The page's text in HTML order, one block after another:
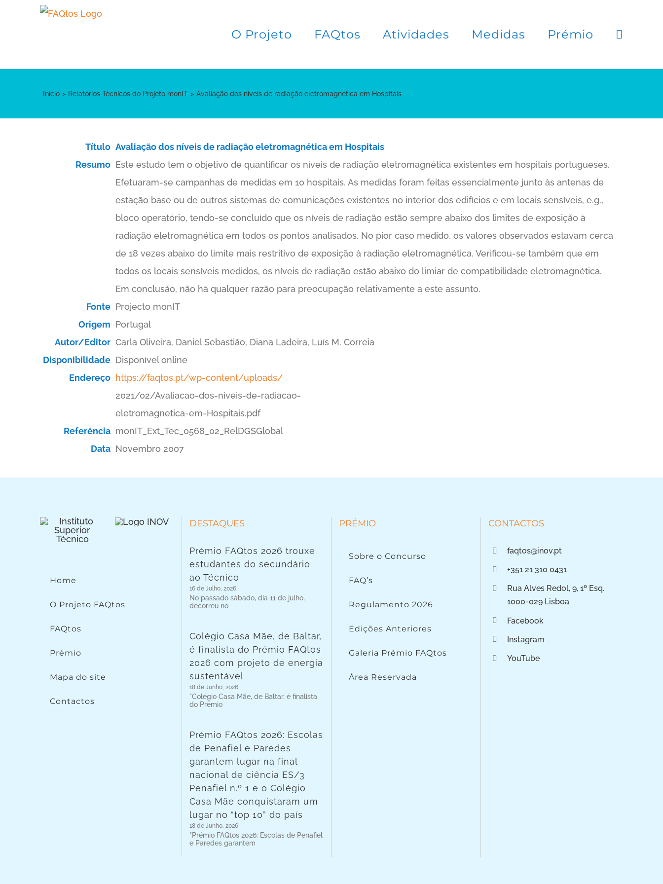
O Projeto FAQtos Atividades Medidas Prémio
Início Relatórios Técnicos do Projeto monIT Avaliação dos níveis de radiação eletromagnética em Hospitais
Título Avaliação dos níveis de radiação eletromagnética em Hospitais
Resumo Este estudo tem o objetivo de quantificar os níveis de radiação eletromagnética existentes em hospitais portugueses.
Efetuaram-se campanhas de medidas em 10 hospitais. As medidas foram feitas essencialmente junto às antenas de
estação base ou de outros sistemas de comunicações existentes no interior dos edifícios e em locais sensíveis, e.g.,
bloco operatório, tendo-se concluído que os níveis de radiação estão sempre abaixo dos limites de exposição à
radiação eletromagnética em todos os pontos analisados. No pior caso medido, os valores observados estavam cerca
de 18 vezes abaixo do limite mais restritivo de exposição à radiação eletromagnética. Verificou-se também que em
todos os locais sensíveis medidos, os níveis de radiação estão abaixo do limiar de compatibilidade eletromagnética.
Em conclusão, não há qualquer razão para preocupação relativamente a este assunto.
Fonte Projecto monIT
Origem Portugal
Autor/Editor Carla Oliveira, Daniel Sebastião, Diana Ladeira, Luís M. Correia
Disponibilidade Disponível online
Endereço https://faqtos.pt/wp-content/uploads/
2021/02/Avaliacao-dos-niveis-de-radiacao-
eletromagnetica-em-Hospitais.pdf
Referência monIT_Ext_Tec_0568_02_RelDGSGlobal
Data Novembro 2007
Home
O Projeto FAQtos
FAQtos
Prémio
Mapa do site
Contactos
DESTAQUES
Prémio FAQtos 2026 trouxe
estudantes do secundário
ao Técnico
16 de Julho, 2026
No passado sábado, dia 11 de julho,
decorreu no
Colégio Casa Mãe, de Baltar,
é finalista do Prémio FAQtos
2026 com projeto de energia
sustentável
18 de Junho, 2026
"Colégio Casa Mãe, de Baltar, é finalista
do Prémio
Prémio FAQtos 2026: Escolas
de Penafiel e Paredes
garantem lugar na final
nacional de ciência ES/3
Penafiel n.º 1 e o Colégio
Casa Mãe conquistaram um
lugar no “top 10” do país
18 de Junho, 2026
"Prémio FAQtos 2026: Escolas de Penafiel
e Paredes garantem
PRÉMIO
Sobre o Concurso
FAQ’s
Regulamento 2026
Edições Anteriores
Galeria Prémio FAQtos
Área Reservada
CONTACTOS
faqtos@inov.pt
+351 21 310 0431
Rua Alves Redol, 9, 1º Esq.
1000-029 Lisboa
Facebook
Instagram
YouTube